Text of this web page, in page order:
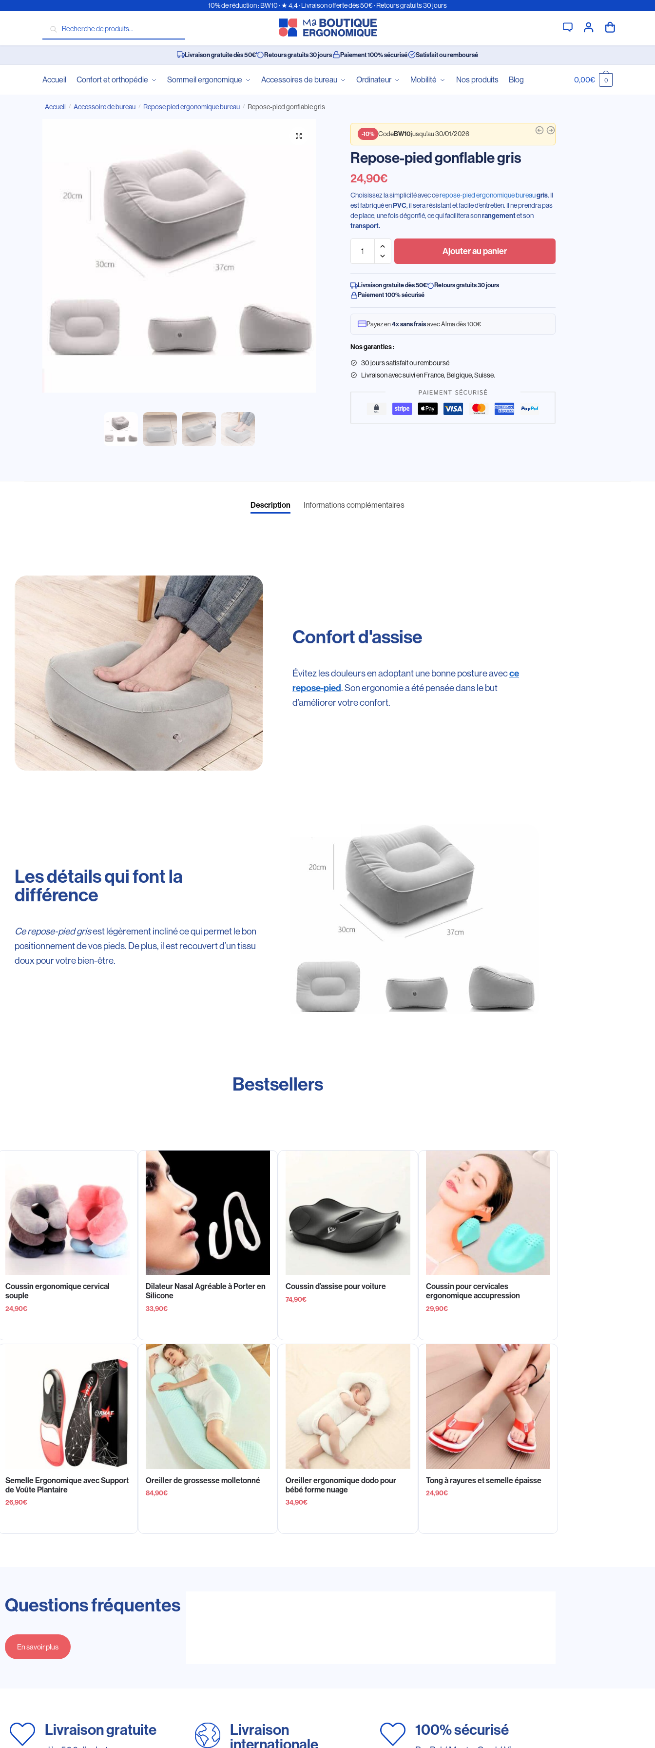
10% de réduction : BW10 · ★ 4,4 · Livraison offerte dès 50€ · Retours gratuits 30 jours
Recherche
Livraison gratuite dès 50€ Retours gratuits 30 jours Paiement 100% sécurisé Satisfait ou remboursé
Accueil Confort et orthopédie Sommeil ergonomique Accessoires de bureau Ordinateur Mobilité Nos produits Blog 0,00€ 0
Accueil / Accessoire de bureau / Repose pied ergonomique bureau / Repose-pied gonflable gris
-10% CodeBW10jusqu'au 30/01/2026
Repose-pied gonflable gris
24,90€
Choisissez la simplicité avec cerepose-pied ergonomique bureaugris. Il
est fabriqué enPVC, il sera résistant et facile d’entretien. Il ne prendra pas
de place, une fois dégonflé, ce qui facilitera sonrangementet son
transport.
Ajouter au panier
Livraison gratuite dès 50€
Retours gratuits 30 jours
Paiement 100% sécurisé
Payez en4x sans fraisavec Alma dès 100€
Nos garanties :
30 jours satisfait ou remboursé
Livraisonavec suivi en France, Belgique, Suisse.
Description Informations complémentaires
Confort d'assise
Évitez les douleurs en adoptant une bonne posture avecce
repose-pied. Son ergonomie a été pensée dans le but
d’améliorer votre confort.
Les détails qui font la
différence
Ce repose-pied grisest légèrement incliné ce qui permet le bon
positionnement de vos pieds. De plus, il est recouvert d’un tissu
doux pour votre bien-être.
Bestsellers
Coussin ergonomique cervical
souple
24,90€
Dilateur Nasal Agréable à Porter en
Silicone
33,90€
Coussin d’assise pour voiture
74,90€
Coussin pour cervicales
ergonomique accupression
29,90€
Semelle Ergonomique avec Support
de Voûte Plantaire
26,90€
Oreiller de grossesse molletonné
84,90€
Oreiller ergonomique dodo pour
bébé forme nuage
34,90€
Tong à rayures et semelle épaisse
24,90€
Questions fréquentes
En savoir plus
Livraison gratuite
Livraison
internationale
100% sécurisé